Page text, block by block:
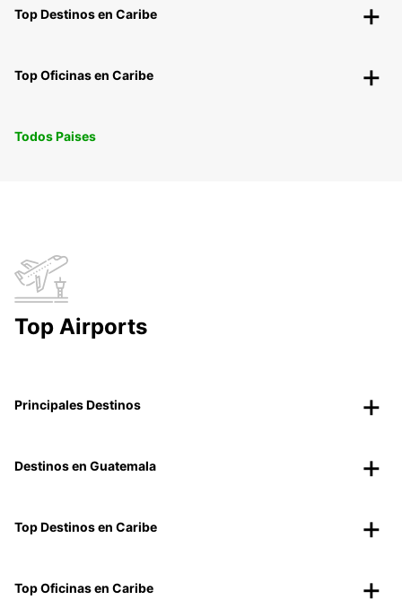
Top Destinos en Caribe
Top Oficinas en Caribe
Todos Paises
Top Airports
Principales Destinos
Destinos en Guatemala
Top Destinos en Caribe
Top Oficinas en Caribe